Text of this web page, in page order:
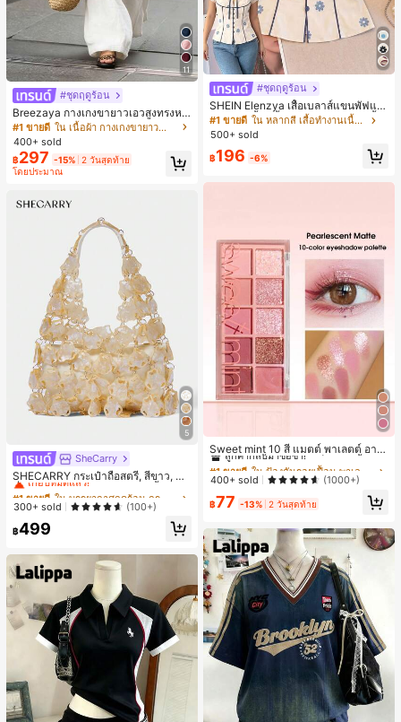
11
#ชุดฤดูร้อน
Breezaya กางเกงขายาวเอวสูงทรงหล
วมขาบานสำหรับผู้หญิง สีขาวเรียบหรูส
ไตล์ชิค เหมาะสำหรับใส่เที่ยวทะเล วันห
ยุดพักผ่อนฤดูร้อน ลุคสบายๆ ใส่ได้หลา
ยโอกาสในชีวิตประจำวัน
#1 ขายดี
ใน เนื้อผ้า กางเกงขายาวลำลองผ้า
400+ sold
฿297 -15% 2 วันสุดท้าย
โดยประมาณ
5
SheCarry
SHECARRY กระเป๋าถือสตรี, สีขาว, แฟ
ชั่น, สง่างาม, วันหยุด, งานปาร์ตี้
#1 ขายดี
เกือบหมดแล้ว!
#1 ขายดี
เกือบหมดแล้ว!
#1 ขายดี
เกือบหมดแล้ว!
#1 ขายดี
ใน บรรยากาศฤดูร้อน กระเป๋าหูหิ้วด้านบนผู้หญิง
เกือบหมดแล้ว!
300+ sold (100+)
฿499
#ชุดฤดูร้อน
SHEIN Elenzya เสื้อเบลาส์แขนพัฟแต่
งระบายสีพื้นสีน้ำเงินสำหรับผู้หญิง, เสื้อ
ครอปเข้ารูปผูกโบว์คอวีตัดกันสำหรับฤ
#1 ขายดี
ใน หลากสี เสื้อทำงานเนื้อผ้านุ่ม
500+ sold
฿196 -6%
Sweet mint 10 สี แมตต์ พาเลตต์ อาย
แชโดว์ , 1 ชิ้น อย่างสูง เม็ดสี กันน้ำ ทน
ทาน อายแชโดว์ ถาด อายแชโดว์
ลูกค้ากลับมาซื้อซ้ำ!
#1 ขายดี
ลูกค้ากลับมาซื้อซ้ำ!
#1 ขายดี
ลูกค้ากลับมาซื้อซ้ำ!
#1 ขายดี
ใน ป้องกันรอยเปื้อน พาเลตต์อายแชโดว์
ลูกค้ากลับมาซื้อซ้ำ!
400+ sold (1000+)
฿77 -13% 2 วันสุดท้าย